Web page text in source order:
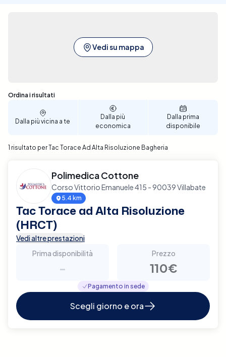
Vedi su mappa
Sono stati trovati 1 risultati
Ordina i risultati
Dalla più vicina a te
Dalla più
economica
Dalla prima
disponibile
1 risultato per Tac Torace Ad Alta Risoluzione Bagheria
Polimedica Cottone
Corso Vittorio Emanuele 415 - 90039 Villabate
5.4 km
Tac Torace ad Alta Risoluzione
(HRCT)
Vedi altre prestazioni
Prima disponibilità
-
Prezzo
110€
Pagamento in sede
Scegli giorno e ora